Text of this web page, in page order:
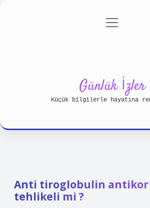
Gizlilik
menüyü
Günlük İzler
Küçük bilgilerle hayatına
Anti tiroglobulin antikor
tehlikeli mi ?